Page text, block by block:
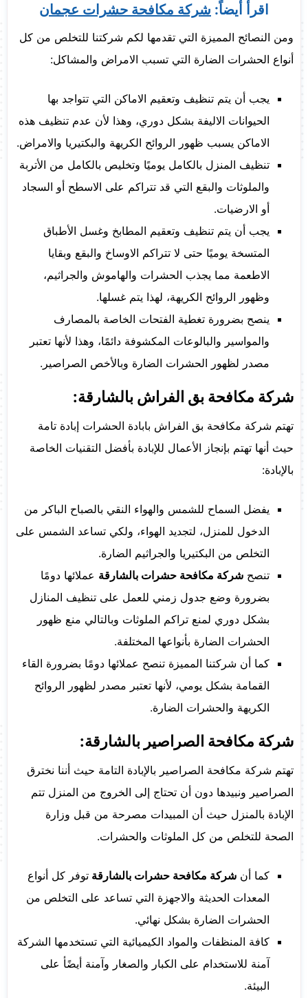
اقرأ أيضاً: شركة مكافحة حشرات عجمان
ومن النصائح المميزة التي تقدمها لكم شركتنا للتخلص من كل
أنواع الحشرات الضارة التي تسبب الامراض والمشاكل:
يجب أن يتم تنظيف وتعقيم الاماكن التي تتواجد بها
الحيوانات الاليفة بشكل دوري، وهذا لأن عدم تنظيف هذه
الاماكن يسبب ظهور الروائح الكريهة والبكتيريا والامراض.
تنظيف المنزل بالكامل يوميًا وتخليص بالكامل من الأتربة
والملوثات والبقع التي قد تتراكم على الاسطح أو السجاد
أو الارضيات.
يجب أن يتم تنظيف وتعقيم المطابخ وغسل الأطباق
المتسخة يوميًا حتى لا تتراكم الاوساخ والبقع وبقايا
الاطعمة مما يجذب الحشرات والهاموش والجراثيم،
وظهور الروائح الكريهة، لهذا يتم غسلها.
ينصح بضرورة تغطية الفتحات الخاصة بالمصارف
والمواسير والبالوعات المكشوفة دائمًا، وهذا لأنها تعتبر
مصدر لظهور الحشرات الضارة وبالأخص الصراصير.
شركة مكافحة بق الفراش بالشارقة:
تهتم شركة مكافحة بق الفراش بابادة الحشرات إبادة تامة
حيث أنها تهتم بإنجاز الأعمال للإبادة بأفضل التقنيات الخاصة
بالإبادة:
يفضل السماح للشمس والهواء النقي بالصباح الباكر من
الدخول للمنزل، لتجديد الهواء، ولكي تساعد الشمس على
التخلص من البكتيريا والجراثيم الضارة.
تنصح شركة مكافحة حشرات بالشارقة عملائها دومًا
بضرورة وضع جدول زمني للعمل على تنظيف المنازل
بشكل دوري لمنع تراكم الملوثات وبالتالي منع ظهور
الحشرات الضارة بأنواعها المختلفة.
كما أن شركتنا المميزة تنصح عملائها دومًا بضرورة القاء
القمامة بشكل يومي، لأنها تعتبر مصدر لظهور الروائح
الكريهة والحشرات الضارة.
شركة مكافحة الصراصير بالشارقة:
تهتم شركة مكافحة الصراصير بالإبادة التامة حيث أننا نخترق
الصراصير ونبيدها دون أن تحتاج إلى الخروج من المنزل تتم
الإبادة بالمنزل حيث أن المبيدات مصرحة من قبل وزارة
الصحة للتخلص من كل الملوثات والحشرات.
كما أن شركة مكافحة حشرات بالشارقة توفر كل أنواع
المعدات الحديثة والاجهزة التي تساعد على التخلص من
الحشرات الضارة بشكل نهائي.
كافة المنظفات والمواد الكيميائية التي تستخدمها الشركة
آمنة للاستخدام على الكبار والصغار وآمنة أيضًأ على
البيئة.